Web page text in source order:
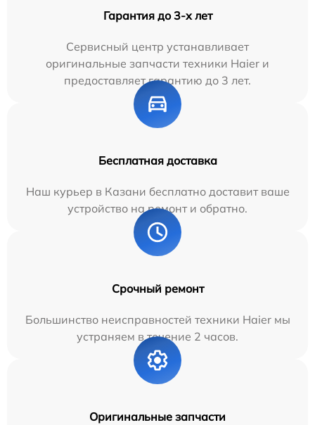
Гарантия до 3-х лет
Сервисный центр устанавливает
оригинальные запчасти техники Haier и
предоставляет гарантию до 3 лет.
Бесплатная доставка
Наш курьер в Казани бесплатно доставит ваше
устройство на ремонт и обратно.
Срочный ремонт
Большинство неисправностей техники Haier мы
устраняем в течение 2 часов.
Оригинальные запчасти